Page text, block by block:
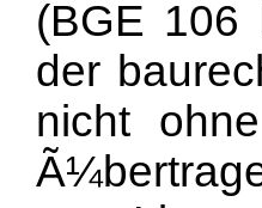
(BGE 106
der
nicht